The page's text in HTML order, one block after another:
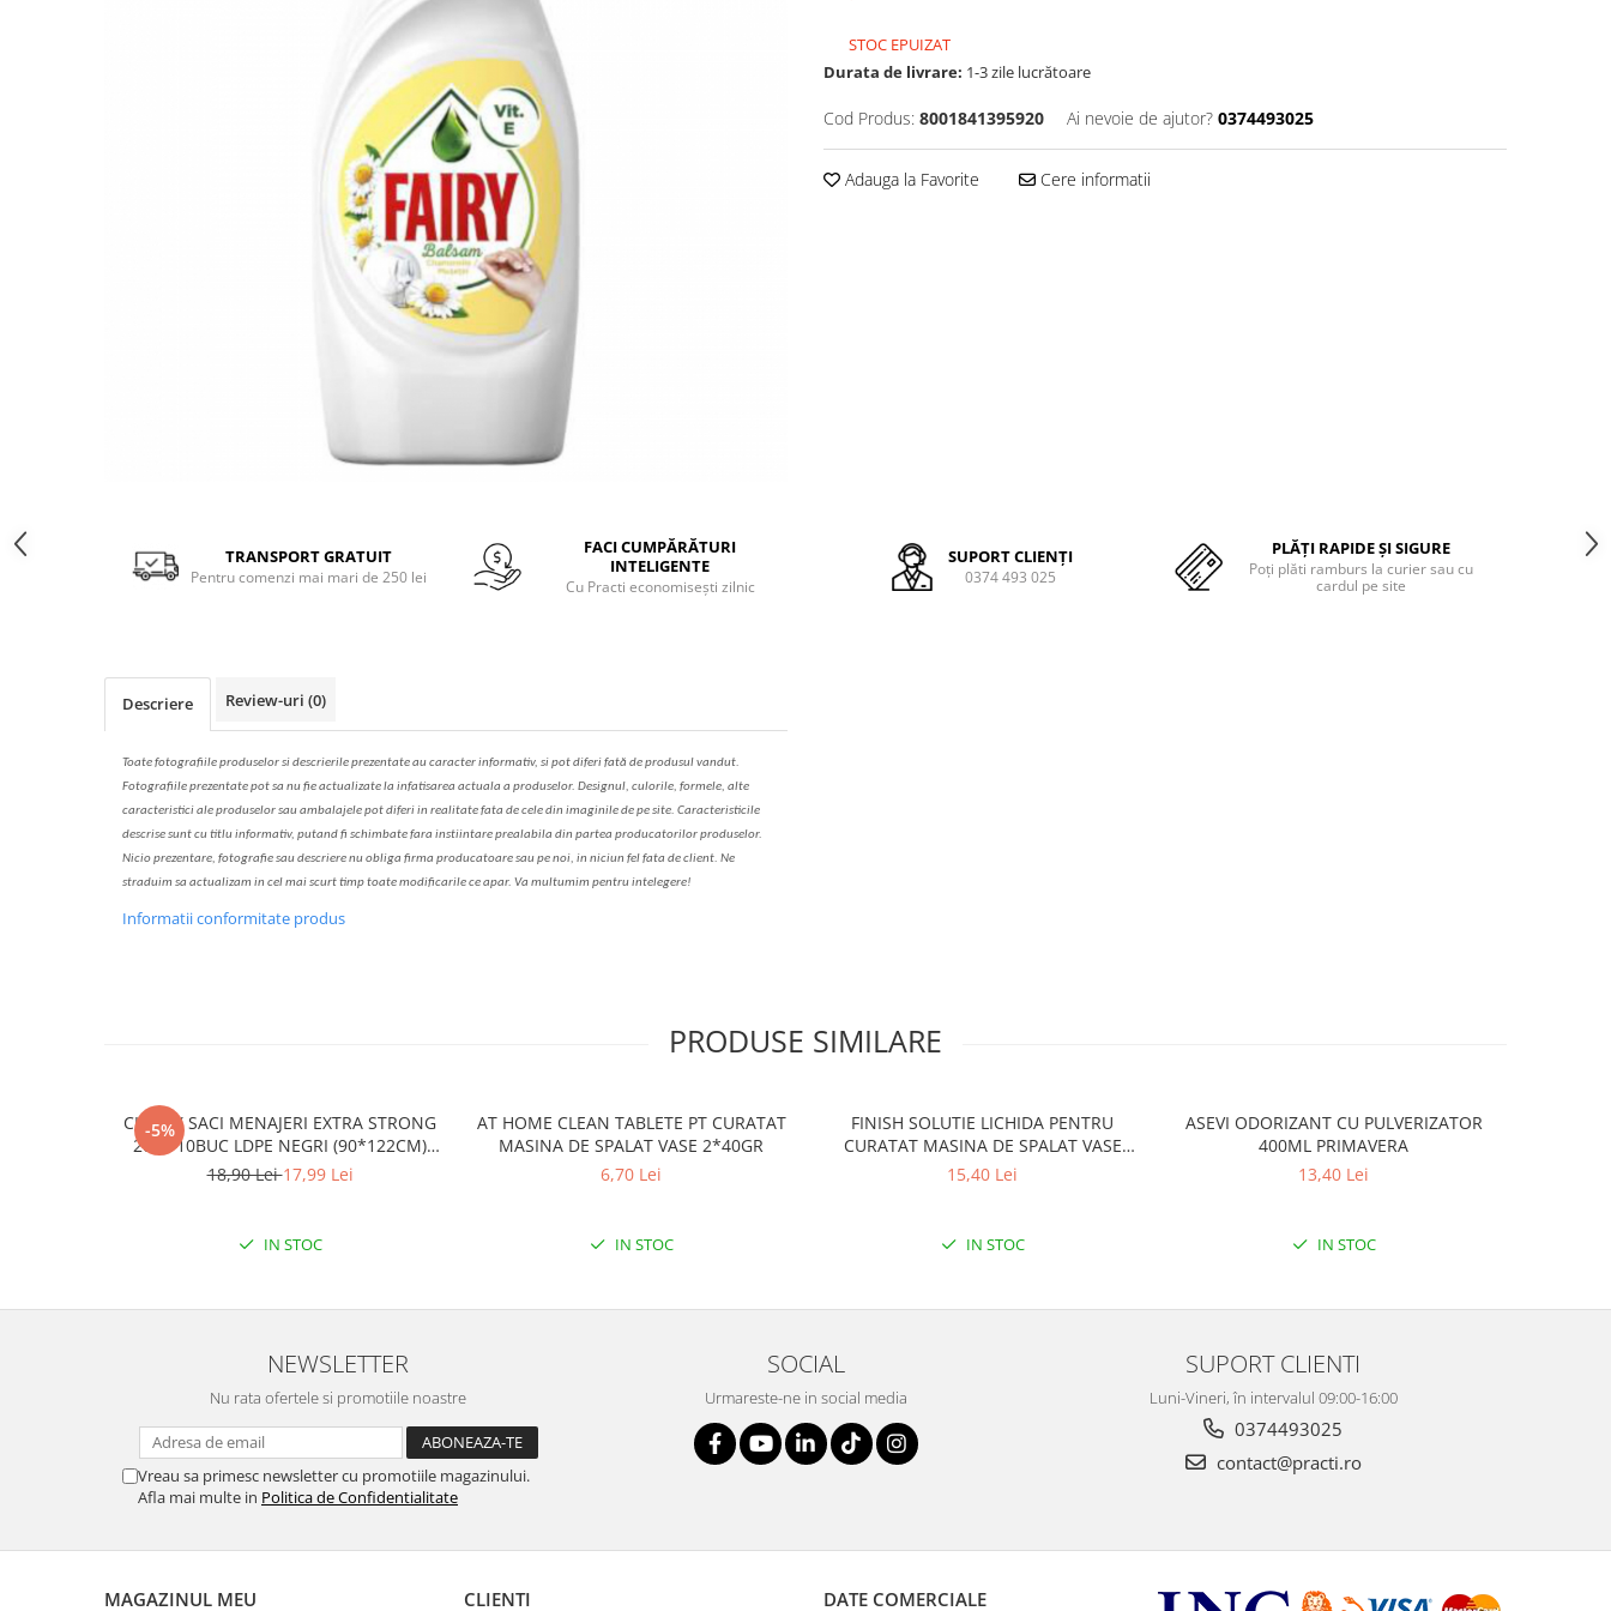
Solutie de indepartat rugina si
pentru par, masca de par
Vata demachianta
Facebook
STOC EPUIZAT
Durata de livrare: 1-3 zile lucrătoare
Cod Produs: 8001841395920 Ai nevoie de ajutor? 0374493025
Adauga la Favorite Cere informatii
TRANSPORT GRATUIT
Pentru comenzi mai mari de 250 lei
FACI CUMPĂRĂTURI
INTELIGENTE
Cu Practi economisești zilnic
SUPORT CLIENȚI
0374 493 025
PLĂȚI RAPIDE ȘI SIGURE
Poți plăti ramburs la curier sau cu
cardul pe site
Descriere Review-uri (0)
Toate fotografiile produselorsidescrierileprezentate au caracter informativ, si pot diferi fată de produsul vandut.
Fotografiile prezentate pot sa nu fie actualizate la infatisarea actuala a produselor. Designul, culorile, formele, alte
caracteristici ale produselor sau ambalajele pot diferi in realitate fata de cele din imaginile de pe site. Caracteristicile
descrise sunt cu titlu informativ, putand fi schimbate fara instiintare prealabila din partea producatorilor produselor.
Nicio prezentare, fotografie sau descriere nu obliga firma producatoare sau pe noi, in niciun fel fata de client. Ne
straduim sa actualizam in cel mai scurt timp toate modificarile ce apar. Va multumim pentru intelegere!
Informatii conformitate produs
PRODUSE SIMILARE
-5%
CLINOX SACI MENAJERI EXTRA STRONG
200L/10BUC LDPE NEGRI (90*122CM)
ETICHETA MOV
18,90 Lei17,99 Lei
IN STOC
AT HOME CLEAN TABLETE PT CURATAT
MASINA DE SPALAT VASE 2*40GR
6,70 Lei
IN STOC
FINISH SOLUTIE LICHIDA PENTRU
CURATAT MASINA DE SPALAT VASE
250ML LEMON
15,40 Lei
IN STOC
ASEVI ODORIZANT CU PULVERIZATOR
400ML PRIMAVERA
13,40 Lei
IN STOC
NEWSLETTER
Nu rata ofertele si promotiile noastre
Vreau sa primesc newsletter cu promotiile magazinului.
Afla mai multe in Politica de Confidentialitate
SOCIAL
Urmareste-ne in social media
SUPORT CLIENTI
Luni-Vineri, în intervalul 09:00-16:00
0374493025
contact@practi.ro
MAGAZINUL MEU CLIENTI DATE COMERCIALE